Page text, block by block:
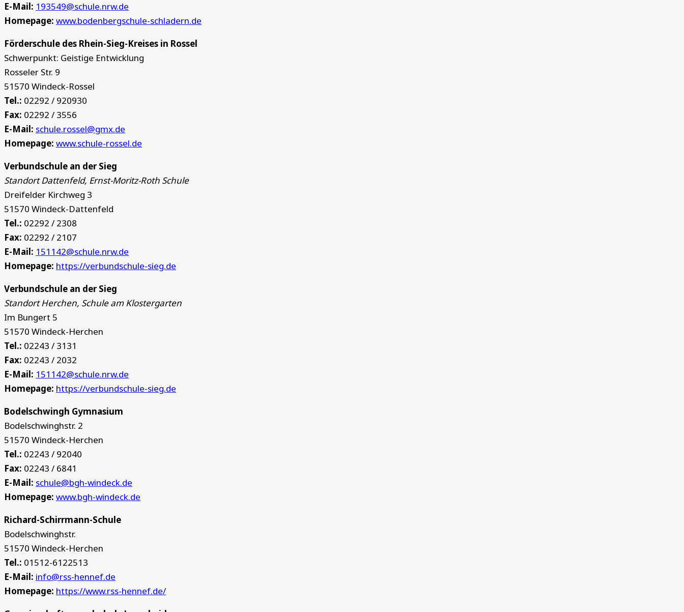
E-Mail: 193549@schule.nrw.de
Homepage: www.bodenbergschule-schladern.de
Förderschule des Rhein-Sieg-Kreises in Rossel
Schwerpunkt: Geistige Entwicklung
Rosseler Str. 9
51570 Windeck-Rossel
Tel.: 02292 / 920930
Fax: 02292 / 3556
E-Mail: schule.rossel@gmx.de
Homepage: www.schule-rossel.de
Verbundschule an der Sieg
Standort Dattenfeld, Ernst-Moritz-Roth Schule
Dreifelder Kirchweg 3
51570 Windeck-Dattenfeld
Tel.: 02292 / 2308
Fax: 02292 / 2107
E-Mail: 151142@schule.nrw.de
Homepage: https://verbundschule-sieg.de
Verbundschule an der Sieg
Standort Herchen, Schule am Klostergarten
Im Bungert 5
51570 Windeck-Herchen
Tel.: 02243 / 3131
Fax: 02243 / 2032
E-Mail: 151142@schule.nrw.de
Homepage: https://verbundschule-sieg.de
Bodelschwingh Gymnasium
Bodelschwinghstr. 2
51570 Windeck-Herchen
Tel.: 02243 / 92040
Fax: 02243 / 6841
E-Mail: schule@bgh-windeck.de
Homepage: www.bgh-windeck.de
Richard-Schirrmann-Schule
Bodelschwinghstr.
51570 Windeck-Herchen
Tel.: 01512-6122513
E-Mail: info@rss-hennef.de
Homepage: https://www.rss-hennef.de/